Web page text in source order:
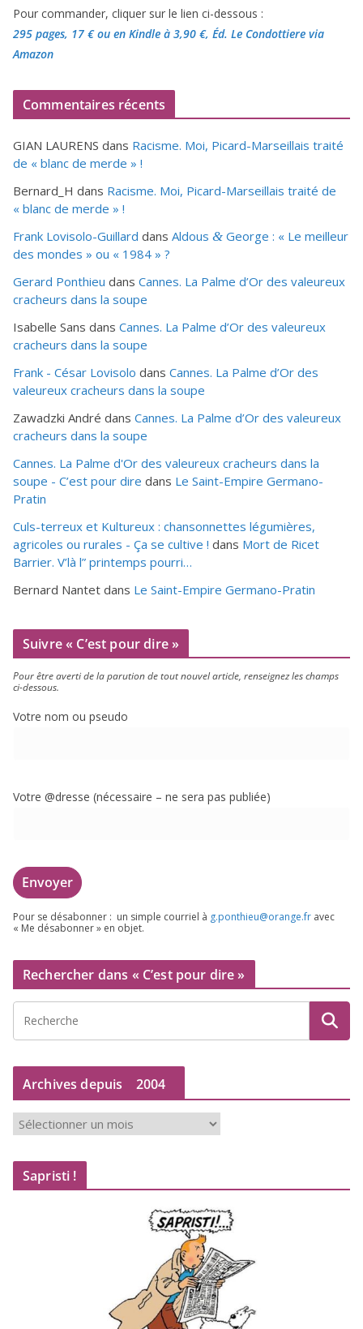
Pour commander, cliquer sur le lien ci-dessous :
295 pages, 17 €ou en Kindle à 3,90 €, Éd. Le Condottiere via
Amazon
Commentaires récents
GIAN LAURENS dans Racisme. Moi, Picard-Marseillais traité
de « blanc de merde » !
Bernard_H dans Racisme. Moi, Picard-Marseillais traité de
« blanc de merde » !
Frank Lovisolo-Guillard dans Aldous & George : « Le meilleur
des mondes » ou « 1984 » ?
Gerard Ponthieu dans Cannes. La Palme d’Or des valeureux
cracheurs dans la soupe
Isabelle Sans dans Cannes. La Palme d’Or des valeureux
cracheurs dans la soupe
Frank - César Lovisolo dans Cannes. La Palme d’Or des
valeureux cracheurs dans la soupe
Zawadzki André dans Cannes. La Palme d’Or des valeureux
cracheurs dans la soupe
Cannes. La Palme d'Or des valeureux cracheurs dans la
soupe - C’est pour dire dans Le Saint-Empire Germano-
Pratin
Culs-terreux et Kultureux : chansonnettes légumières,
agricoles ou rurales - Ça se cultive ! dans Mort de Ricet
Barrier. V’là l” printemps pourri…
Bernard Nantet dans Le Saint-Empire Germano-Pratin
Suivre « C’est pour dire »
Pour être aver­ti de la paru­tion de tout nou­vel article, ren­sei­gnez les champs
ci-dessous.
Votre nom ou pseudo
Votre @dresse (néces­saire – ne sera pas publiée)
Pour se désa­bon­ner : un simple cour­riel à g.​ponthieu@​orange.​fr avec
« Me désa­bon­ner » en objet.
Rechercher dans « C’est pour dire »
Archives depuis 2004
c
Sapristi !